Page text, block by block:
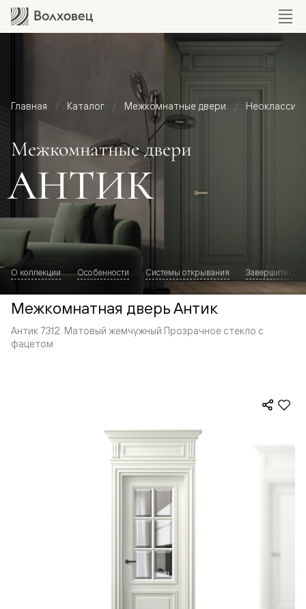
Главная Каталог Межкомнатные двери Неоклассика
Межкомнатные двери
АНТИК
О коллекции Особенности Системы открывания Завершите
Межкомнатная дверь Антик
Антик 7312. Матовый жемчужный Прозрачное стекло с
фацетом